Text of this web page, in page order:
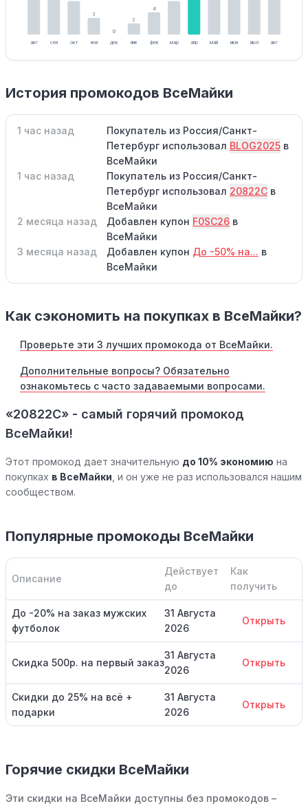
авг сен окт
3
ноя
0
дек
2
янв
4
фев мар апр май июн июл авг
История промокодов ВсеМайки
1 час назад
Покупатель из Россия/Санкт-
Петербург использовал BLOG2025 в
ВсеМайки
1 час назад
Покупатель из Россия/Санкт-
Петербург использовал 20822C в
ВсеМайки
2 месяца назад
Добавлен купон F0SC26 в
ВсеМайки
3 месяца назад
Добавлен купон До -50% на... в
ВсеМайки
Как сэкономить на покупках в ВсеМайки?
Проверьте эти 3 лучших промокода от ВсеМайки.
Дополнительные вопросы? Обязательно
ознакомьтесь с часто задаваемыми вопросами.
«20822C» - самый горячий промокод
ВсеМайки!
Этот промокод дает значительную до 10% экономию на
покупках в ВсеМайки , и он уже не раз использовался нашим
сообществом.
Популярные промокоды ВсеМайки
Описание
Действует
до
Как
получить
До -20% на заказ мужских
футболок
31 Августа
2026
Открыть
Скидка 500р. на первый заказ
31 Августа
2026
Открыть
Скидки до 25% на всё +
подарки
31 Августа
2026
Открыть
Горячие скидки ВсеМайки
Эти скидки на ВсеМайки доступны без промокодов –